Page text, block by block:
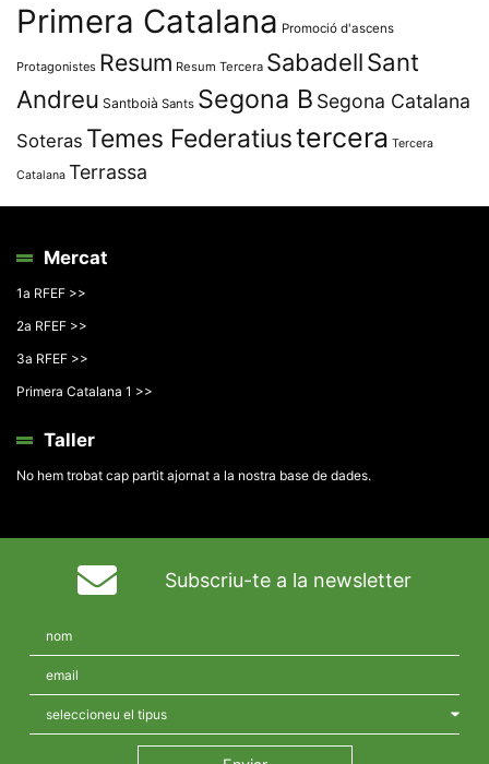
Primera Catalana Promoció d'ascens
Protagonistes Resum Resum Tercera SabadellSant
Andreu Santboià Sants Segona B Segona Catalana
Soteras Temes Federatiustercera Tercera
Catalana Terrassa
Mercat
1a RFEF >>
2a RFEF >>
3a RFEF >>
Primera Catalana 1 >>
Taller
No hem trobat cap partit ajornat a la nostra base de dades.
Subscriu-te a la newsletter